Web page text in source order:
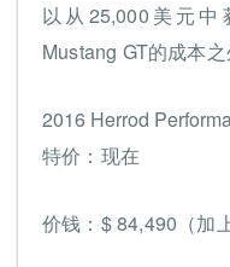
以从25,000美元
Mustang GT的成本之
2016 Herrod
特价：现在
价钱：$ 84,490（加